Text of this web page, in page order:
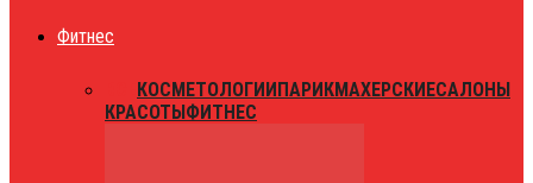
Фитнес
КОСМЕТОЛОГИИПАРИКМАХЕРСКИЕСАЛОНЫ
КРАСОТЫФИТНЕС